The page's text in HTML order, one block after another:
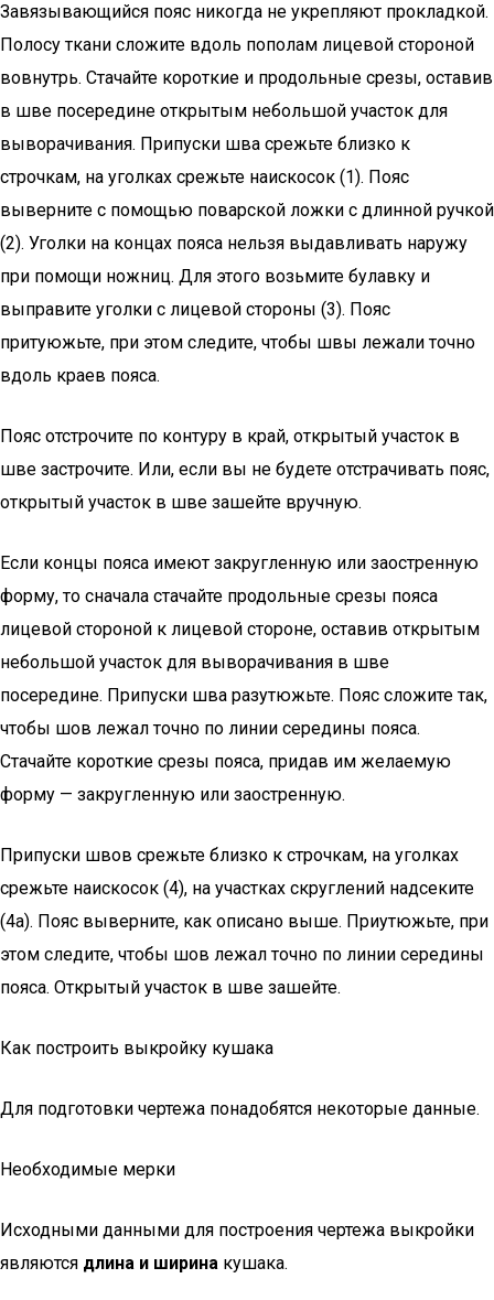
Завязывающийся пояс никогда не укрепляют прокладкой.
Полосу ткани сложите вдоль пополам лицевой стороной
вовнутрь. Стачайте короткие и продольные срезы, оставив
в шве посередине открытым небольшой участок для
выворачивания. Припуски шва срежьте близко к
строчкам, на уголках срежьте наискосок (1). Пояс
выверните с помощью поварской ложки с длинной ручкой
(2). Уголки на концах пояса нельзя выдавливать наружу
при помощи ножниц. Для этого возьмите булавку и
выправите уголки с лицевой стороны (3). Пояс
притуюжьте, при этом следите, чтобы швы лежали точно
вдоль краев пояса.
Пояс отстрочите по контуру в край, открытый участок в
шве застрочите. Или, если вы не будете отстрачивать пояс,
открытый участок в шве зашейте вручную.
Если концы пояса имеют закругленную или заостренную
форму, то сначала стачайте продольные срезы пояса
лицевой стороной к лицевой стороне, оставив открытым
небольшой участок для выворачивания в шве
посередине. Припуски шва разутюжьте. Пояс сложите так,
чтобы шов лежал точно по линии середины пояса.
Стачайте короткие срезы пояса, придав им желаемую
форму — закругленную или заостренную.
Припуски швов срежьте близко к строчкам, на уголках
срежьте наискосок (4), на участках скруглений надсеките
(4а). Пояс выверните, как описано выше. Приутюжьте, при
этом следите, чтобы шов лежал точно по линии середины
пояса. Открытый участок в шве зашейте.
Как построить выкройку кушака
Для подготовки чертежа понадобятся некоторые данные.
Необходимые мерки
Исходными данными для построения чертежа выкройки
являются длина и ширина кушака.